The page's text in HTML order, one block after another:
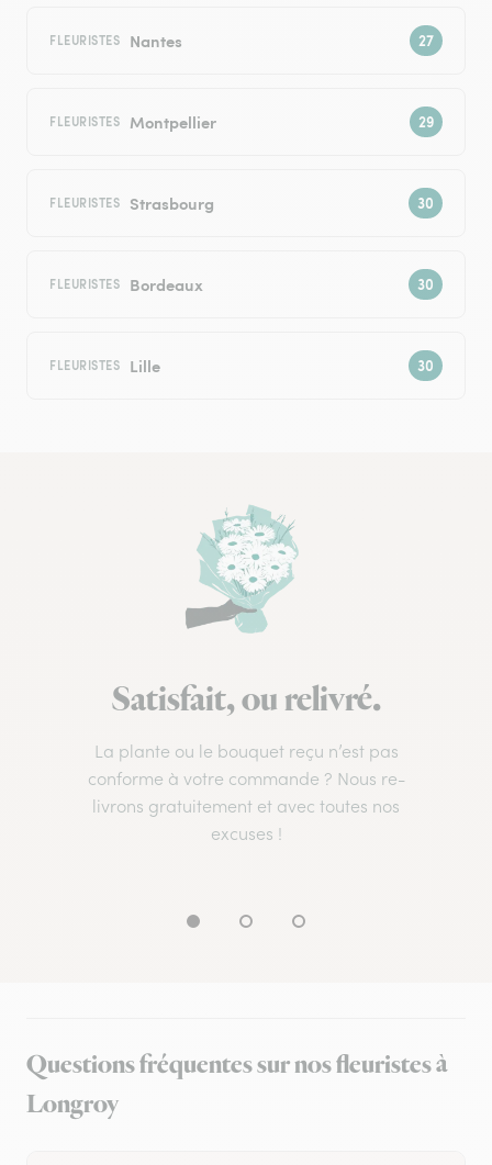
FLEURISTES Nantes
FLEURISTES Montpellier
FLEURISTES Strasbourg
FLEURISTES Bordeaux
FLEURISTES Lille
Satisfait, ou relivré.
La plante ou le bouquet reçu n’est pas
conforme à votre commande ? Nous re-
livrons gratuitement et avec toutes nos
excuses !
Questions fréquentes sur nos fleuristes à
Longroy